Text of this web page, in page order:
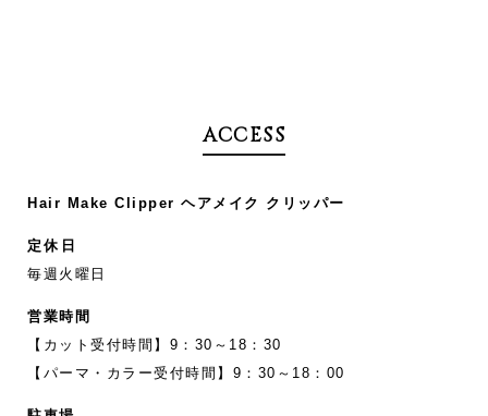
ACCESS
Hair Make Clipper ヘアメイク クリッパー
定休日
毎週火曜日
営業時間
【カット受付時間】9：30～18：30
【パーマ・カラー受付時間】9：30～18：00